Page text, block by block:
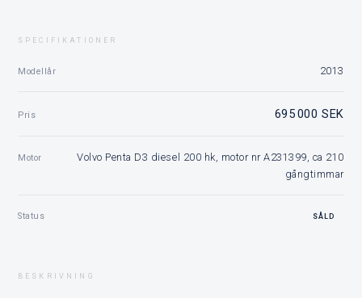
SPECIFIKATIONER
Modellår 2013
Pris 695 000 SEK
Motor
Volvo Penta D3 diesel 200 hk, motor nr A231399, ca 210
gångtimmar
Status SÅLD
BESKRIVNING